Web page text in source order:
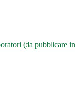
(da pubblicare in